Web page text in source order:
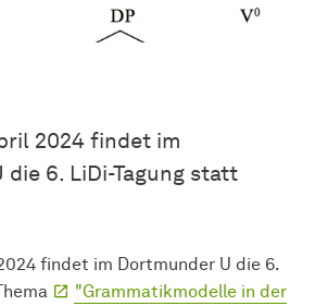
2024 findet im
6. LiDi-Tagung statt
findet im Dortmunder U die 6.
"Grammatikmodelle in der